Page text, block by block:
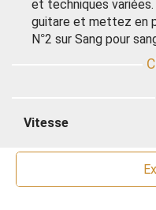
et techniques
guitare et mettez en
N°2 sur Sang pour
Vitesse